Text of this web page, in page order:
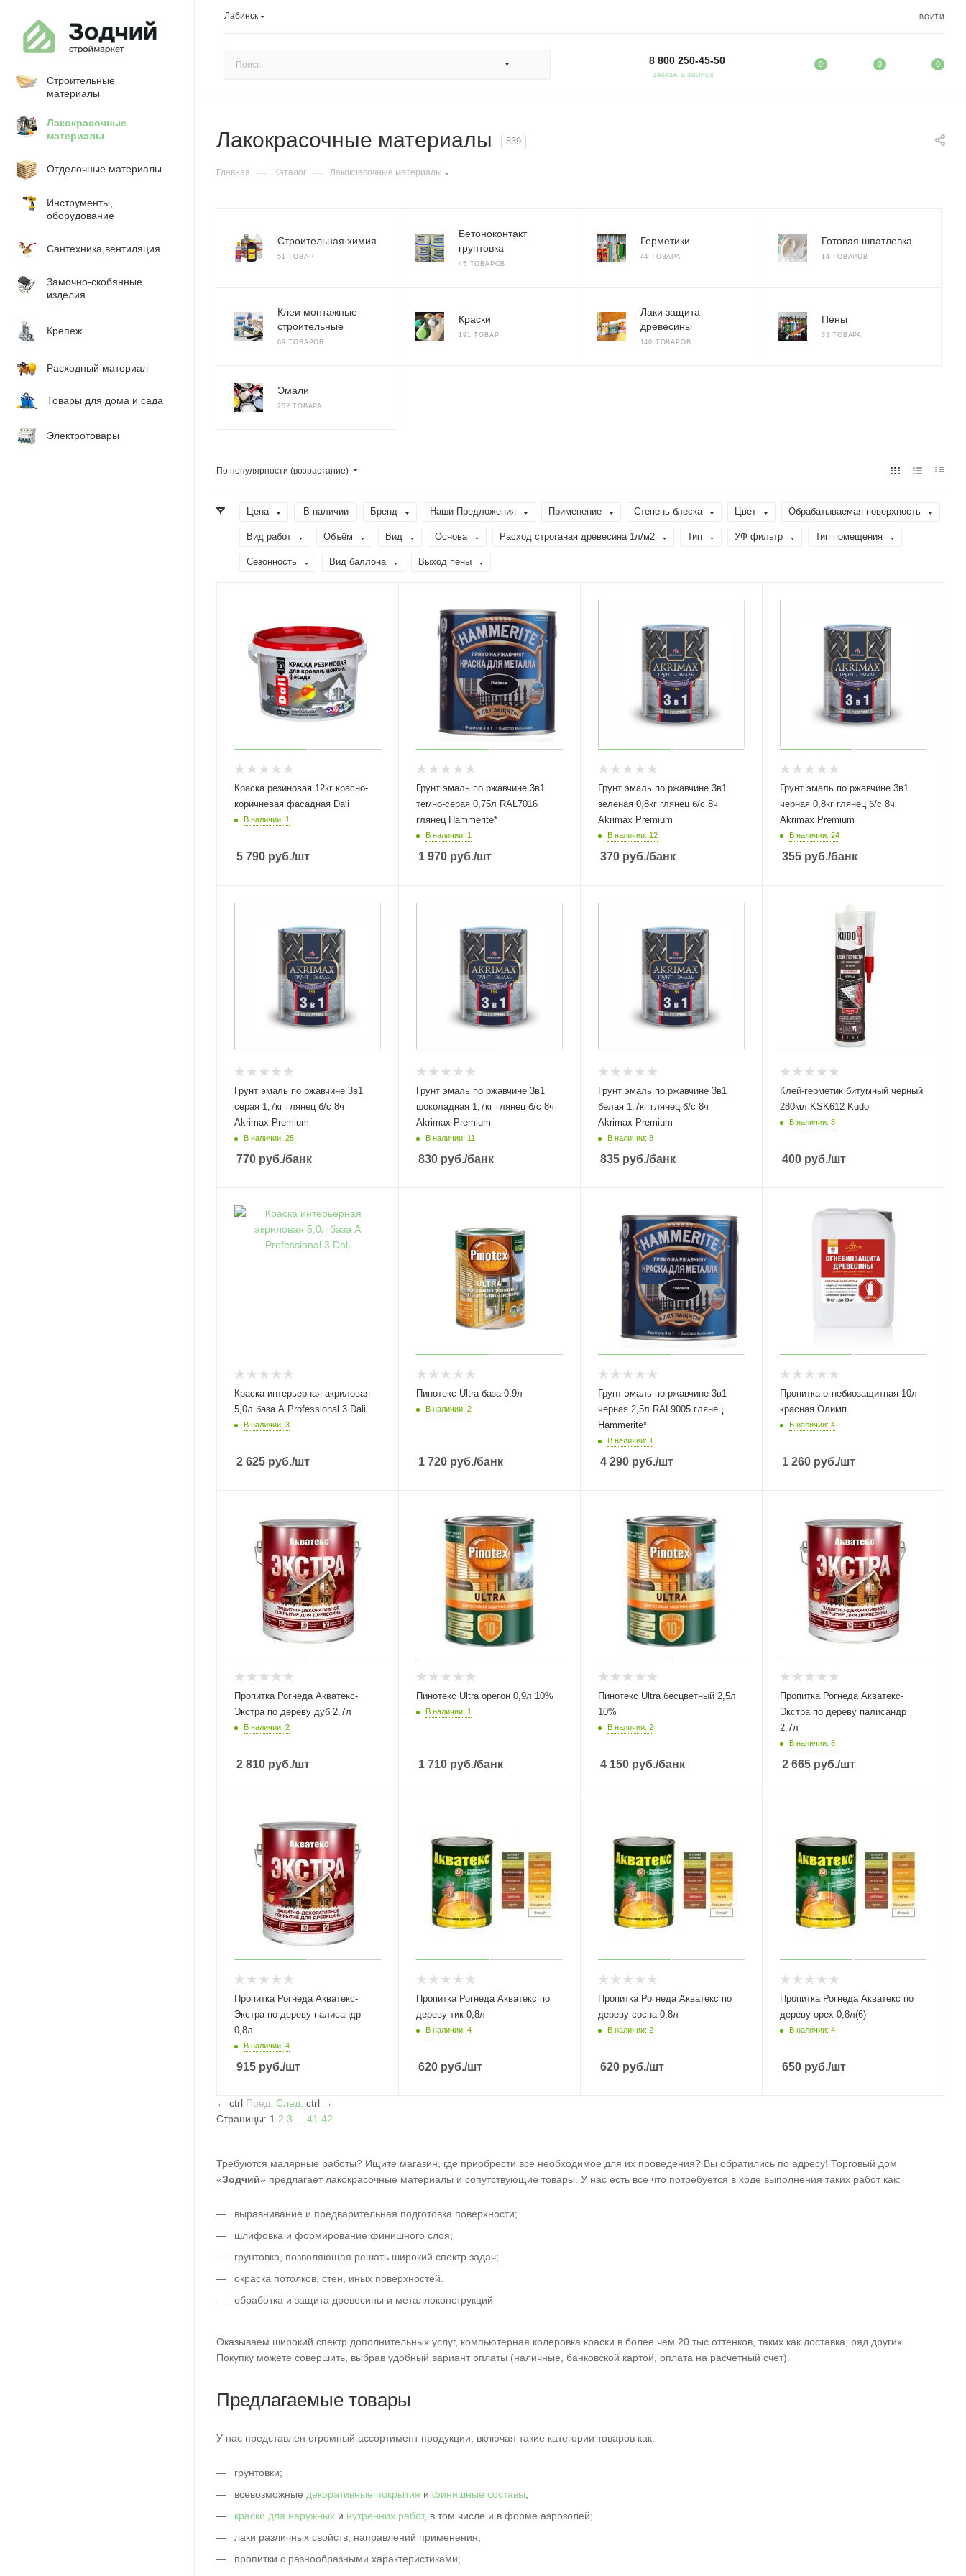
Лабинск ВОЙТИ
8 800 250-45-50
ЗАКАЗАТЬ ЗВОНОК
0 0 0
Строительные
материалы
Лакокрасочные
материалы
Отделочные материалы
Инструменты,
оборудование
Сантехника,вентиляция
Замочно-скобянные
изделия
Крепеж
Расходный материал
Товары для дома и сада
Электротовары
Лакокрасочные материалы 839
Главная — Каталог — Лакокрасочные материалы
Строительная химия
51 ТОВАР
Бетоноконтакт
грунтовка
45 ТОВАРОВ
Герметики
44 ТОВАРА
Готовая шпатлевка
14 ТОВАРОВ
Клеи монтажные
строительные
69 ТОВАРОВ
Краски
191 ТОВАР
Лаки защита
древесины
140 ТОВАРОВ
Пены
33 ТОВАРА
Эмали
252 ТОВАРА
По популярности (возрастание)
Цена В наличии Бренд Наши Предложения Применение Степень блеска Цвет Обрабатываемая поверхность
Вид работ Объём Вид Основа Расход строганая древесина 1л/м2 Тип УФ фильтр Тип помещения
Сезонность Вид баллона Выход пены
Краска резиновая 12кг красно-
коричневая фасадная Dali
В наличии: 1
5 790 руб./шт
Грунт эмаль по ржавчине 3в1
темно-серая 0,75л RAL7016
глянец Hammerite*
В наличии: 1
1 970 руб./шт
Грунт эмаль по ржавчине 3в1
зеленая 0,8кг глянец б/с 8ч
Akrimax Premium
В наличии: 12
370 руб./банк
Грунт эмаль по ржавчине 3в1
черная 0,8кг глянец б/с 8ч
Akrimax Premium
В наличии: 24
355 руб./банк
Грунт эмаль по ржавчине 3в1
серая 1,7кг глянец б/с 8ч
Akrimax Premium
В наличии: 25
770 руб./банк
Грунт эмаль по ржавчине 3в1
шоколадная 1,7кг глянец б/с 8ч
Akrimax Premium
В наличии: 11
830 руб./банк
Грунт эмаль по ржавчине 3в1
белая 1,7кг глянец б/с 8ч
Akrimax Premium
В наличии: 8
835 руб./банк
Клей-герметик битумный черный
280мл KSK612 Kudo
В наличии: 3
400 руб./шт
Краска интерьерная акриловая
5,0л база А Professional 3 Dali
В наличии: 3
2 625 руб./шт
Пинотекс Ultra база 0,9л
В наличии: 2
1 720 руб./банк
Грунт эмаль по ржавчине 3в1
черная 2,5л RAL9005 глянец
Hammerite*
В наличии: 1
4 290 руб./шт
Пропитка огнебиозащитная 10л
красная Олимп
В наличии: 4
1 260 руб./шт
Пропитка Рогнеда Акватекс-
Экстра по дереву дуб 2,7л
В наличии: 2
2 810 руб./шт
Пинотекс Ultra орегон 0,9л 10%
В наличии: 1
1 710 руб./банк
Пинотекс Ultra бесцветный 2,5л
10%
В наличии: 2
4 150 руб./банк
Пропитка Рогнеда Акватекс-
Экстра по дереву палисандр
2,7л
В наличии: 8
2 665 руб./шт
Пропитка Рогнеда Акватекс-
Экстра по дереву палисандр
0,8л
В наличии: 4
915 руб./шт
Пропитка Рогнеда Акватекс по
дереву тик 0,8л
В наличии: 4
620 руб./шт
Пропитка Рогнеда Акватекс по
дереву сосна 0,8л
В наличии: 2
620 руб./шт
Пропитка Рогнеда Акватекс по
дереву орех 0,8л(6)
В наличии: 4
650 руб./шт
← ctrl Пред. След. ctrl →
Страницы: 1 2 3 41 42
Требуются малярные работы? Ищите магазин, где приобрести все необходимое для их проведения? Вы обратились по адресу! Торговый дом
«Зодчий» предлагает лакокрасочные материалы и сопутствующие товары. У нас есть все что потребуется в ходе выполнения таких работ как:
выравнивание и предварительная подготовка поверхности;
шлифовка и формирование финишного слоя;
грунтовка, позволяющая решать широкий спектр задач;
окраска потолков, стен, иных поверхностей.
обработка и защита древесины и металлоконструкций
Оказываем широкий спектр дополнительных услуг, компьютерная колеровка краски в более чем 20 тыс.оттенков, таких как доставка, ряд других.
Покупку можете совершить, выбрав удобный вариант оплаты (наличные, банковской картой, оплата на расчетный счет).
Предлагаемые товары
У нас представлен огромный ассортимент продукции, включая такие категории товаров как:
грунтовки;
всевозможные декоративные покрытия и финишные составы;
краски для наружных и нутренних работ, в том числе и в форме аэрозолей;
лаки различных свойств, направлений применения;
пропитки с разнообразными характеристиками;